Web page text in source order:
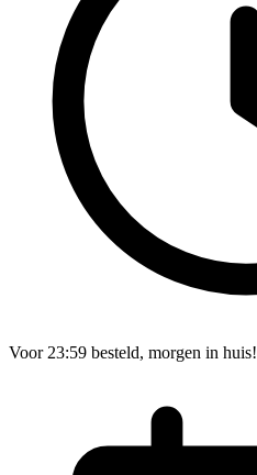
Voor 23:59 besteld, morgen in huis!